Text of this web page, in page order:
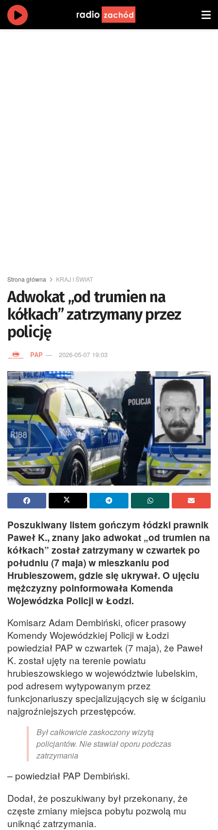
Strona główna KRAJ I ŚWIAT
Adwokat „od trumien na
kółkach” zatrzymany przez
policję
PAP 2026-05-07 19:03
Poszukiwany listem gończym łódzki prawnik
Paweł K., znany jako adwokat „od trumien na
kółkach” został zatrzymany w czwartek po
południu (7 maja) w mieszkaniu pod
Hrubieszowem, gdzie się ukrywał. O ujęciu
mężczyzny poinformowała Komenda
Wojewódzka Policji w Łodzi.
Komisarz Adam Dembiński, oficer prasowy
Komendy Wojewódzkiej Policji w Łodzi
powiedział PAP w czwartek (7 maja), że Paweł
K. został ujęty na terenie powiatu
hrubieszowskiego w województwie lubelskim,
pod adresem wytypowanym przez
funkcjonariuszy specjalizujących się w ściganiu
najgroźniejszych przestępców.
Był całkowicie zaskoczony wizytą
policjantów. Nie stawiał oporu podczas
zatrzymania
– powiedział PAP Dembiński.
Dodał, że poszukiwany był przekonany, że
częste zmiany miejsca pobytu pozwolą mu
uniknąć zatrzymania.